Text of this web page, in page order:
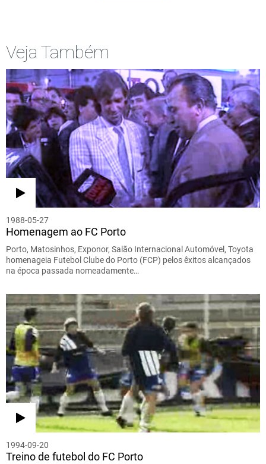
Veja Também
1988-05-27
Homenagem ao FC Porto
Porto, Matosinhos, Exponor, Salão Internacional Automóvel, Toyota
homenageia Futebol Clube do Porto (FCP) pelos êxitos alcançados
na época passada nomeadamente…
1994-09-20
Treino de futebol do FC Porto